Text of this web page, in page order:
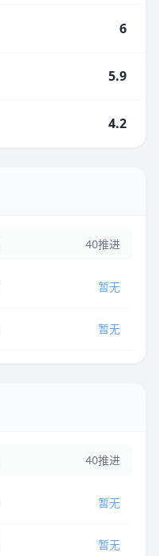
6
5.9
4.2
40推进
暂无
暂无
40推进
暂无
暂无